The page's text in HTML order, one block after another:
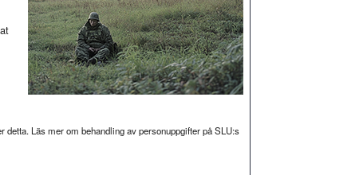
Läs mer om behandling av personuppgifter på SLU:s